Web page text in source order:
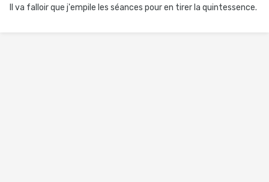
Il va falloir que j'empile les séances pour en tirer la quintessence.